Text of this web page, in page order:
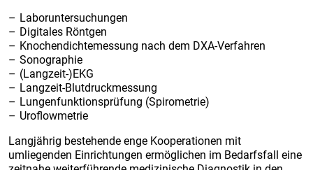
Laboruntersuchungen
Digitales Röntgen
Knochendichtemessung nach dem DXA-Verfahren
Sonographie
(Langzeit-)EKG
Langzeit-Blutdruckmessung
Lungenfunktionsprüfung (Spirometrie)
Uroflowmetrie
Langjährig bestehende enge Kooperationen mit
umliegenden Einrichtungen ermöglichen im Bedarfsfall eine